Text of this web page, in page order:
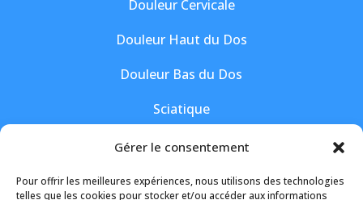
Gérer le consentement
Pour offrir les meilleures expériences, nous utilisons des technologies
telles que les cookies pour stocker et/ou accéder aux informations
Douleur Cervicale
Douleur Haut du Dos
Douleur Bas du Dos
Sciatique
Hernie Discale
Suivez-moi